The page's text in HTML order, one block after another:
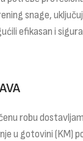
snage,
efikasan i
robu
u gotovini (KM)